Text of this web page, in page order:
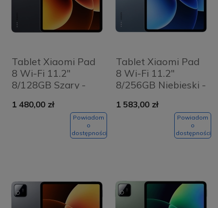
Tablet Xiaomi Pad
8 Wi-Fi 11.2"
8/128GB Szary -
1 480,00 zł
Powiadom
o
dostępności
Tablet Xiaomi Pad
8 Wi-Fi 11.2"
8/256GB Niebieski -
1 583,00 zł
Powiadom
o
dostępności